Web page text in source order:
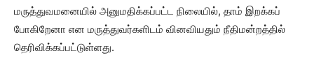
மருத்துவமனையில் அனுமதிக்கப்பட்ட நிலையில், தாம் இறக்கப்
போகிறேனா என மருத்துவர்களிடம் வினவியதும் நீதிமன்றத்தில்
தெரிவிக்கப்பட்டுள்ளது.